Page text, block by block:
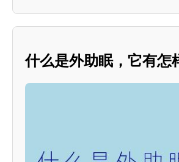
什么是外助眠，它有怎